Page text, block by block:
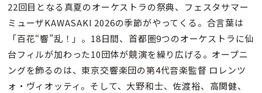
22回目となる真夏のオーケストラの祭典、フェスタサマー
ミューザKAWASAKI 2026の季節がやってくる。合言葉は
「百花“響”乱！」。18日間、首都圏9つのオーケストラに仙
台フィルが加わった10団体が競演を繰り広げる。オープニ
ングを飾るのは、東京交響楽団の第4代音楽監督 ロレンツ
ォ・ヴィオッティ。そして、大野和士、佐渡裕、高関健、